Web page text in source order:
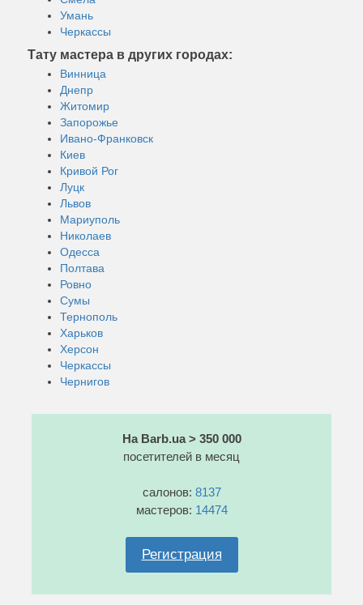
Умань
Черкассы
Тату мастера в других городах:
Винница
Днепр
Житомир
Запорожье
Ивано-Франковск
Киев
Кривой Рог
Луцк
Львов
Мариуполь
Николаев
Одесса
Полтава
Ровно
Сумы
Тернополь
Харьков
Херсон
Черкассы
Чернигов
На Barb.ua > 350 000
посетителей в месяц
салонов: 8137
мастеров: 14474
Регистрация